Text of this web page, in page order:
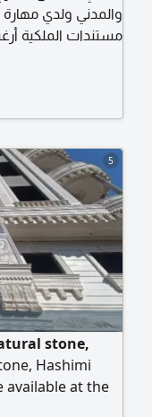
والمدني ولدي
مستندات الملكية
5
stone,
Hashimi
available at the